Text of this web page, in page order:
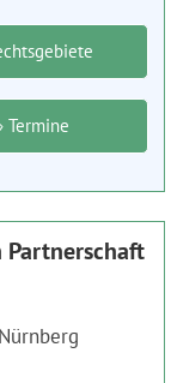
Termine
Partnerschaft